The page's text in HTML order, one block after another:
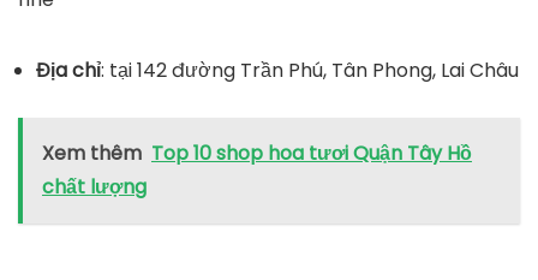
Địa chỉ: tại 142 đường Trần Phú, Tân Phong, Lai Châu
Xem thêm Top 10 shop hoa tươi Quận Tây Hồ
chất lượng